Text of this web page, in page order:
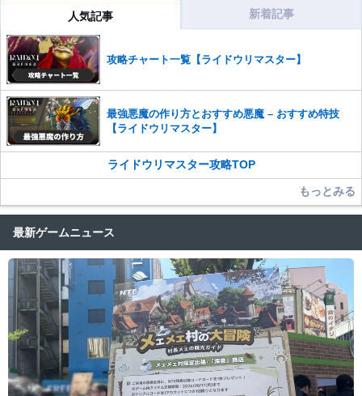
コメントの削除を申請する
※投稿内容を確認後、順次対応さ
せていただきます。ご了承ください。
※一度削除したコメントは復元ができませんのでご注意くだ
さい。
また、過度な利用規約の違反や、弊社に損害の及ぶ内容の書き込みがあ
った場合は、法的措置をとらせていただく場合もございますので、あら
かじめご理解くださいませ。
人気記事 新着記事
攻略チャート一覧【ライドウリマスター】
最強悪魔の作り方とおすすめ悪魔 – おすすめ特技
【ライドウリマスター】
ライドウリマスター攻略TOP
もっとみる
最新ゲームニュース